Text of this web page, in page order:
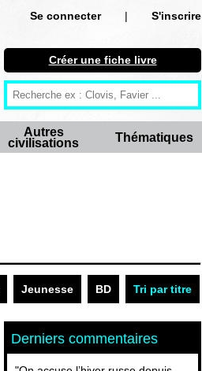
Se connecter |
S'inscrire
S'inscrire
Créer une fiche livre
Antiquité
Thématiques
Créer une fiche livre
Autres
civilisations
Thématiques
Jeunesse BD Tri par titre
Derniers commentaires